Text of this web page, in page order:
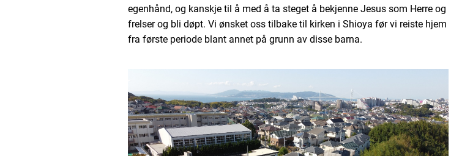
egenhånd, og kanskje til å med å ta steget å bekjenne Jesus som Herre og
frelser og bli døpt. Vi ønsket oss tilbake til kirken i Shioya før vi reiste hjem
fra første periode blant annet på grunn av disse barna.